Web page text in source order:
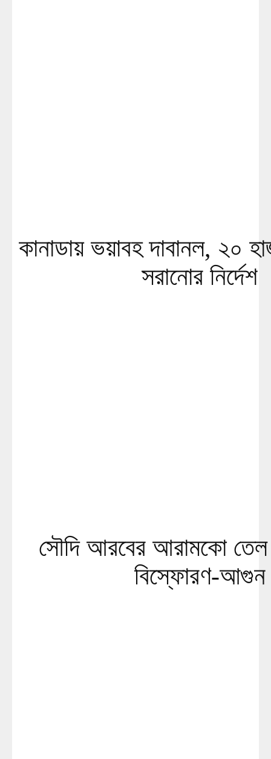
কানাডায় ভয়াবহ দাবানল, ২০
সরানোর নির্দেশ
সৌদি আরবের আরামকো তেল
বিস্ফোরণ-আগুন